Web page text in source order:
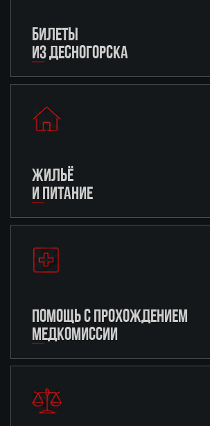
БИЛЕТЫ
ИЗ ДЕСНОГОРСКА
ЖИЛЬЁ
И ПИТАНИЕ
ПОМОЩЬ С ПРОХОЖДЕНИЕМ
МЕДКОМИССИИ